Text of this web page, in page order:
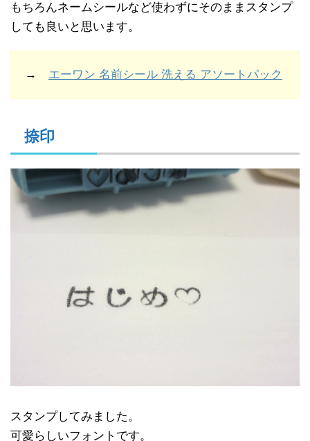
もちろんネームシールなど使わずにそのままスタンプ
しても良いと思います。
→ エーワン 名前シール 洗える アソートパック
捺印
スタンプしてみました。
可愛らしいフォントです。